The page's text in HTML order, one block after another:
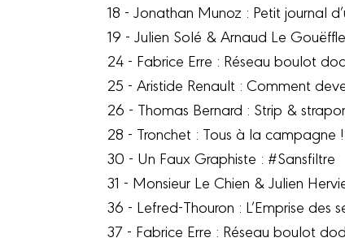
18 - Jonathan Munoz : Petit journal
19 - Julien Solé & Arnaud Le
24 - Fabrice Erre : Réseau boulot
25 - Aristide Renault : Comment
26 - Thomas Bernard : Strip &
28 - Tronchet : Tous à la campagne !
30 - Un Faux Graphiste : #Sansfiltre
31 - Monsieur Le Chien & Julien
36 - Lefred-Thouron : L’Emprise des
37 - Fabrice Erre : Réseau boulot